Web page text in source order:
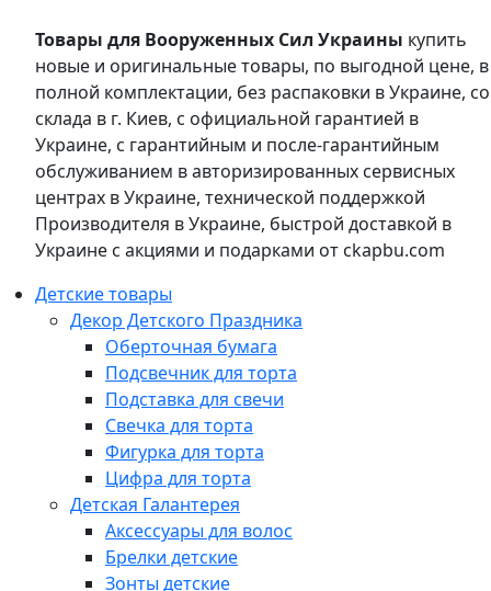
Товары для Вооруженных Сил Украины купить
новые и оригинальные товары, по выгодной цене, в
полной комплектации, без распаковки в Украине, со
склада в г. Киев, с официальной гарантией в
Украине, с гарантийным и после-гарантийным
обслуживанием в авторизированных сервисных
центрах в Украине, технической поддержкой
Производителя в Украине, быстрой доставкой в
Украине с акциями и подарками от ckapbu.com
Детские товары
Декор Детского Праздника
Оберточная бумага
Подсвечник для торта
Подставка для свечи
Свечка для торта
Фигурка для торта
Цифра для торта
Детская Галантерея
Аксессуары для волос
Брелки детские
Зонты детские